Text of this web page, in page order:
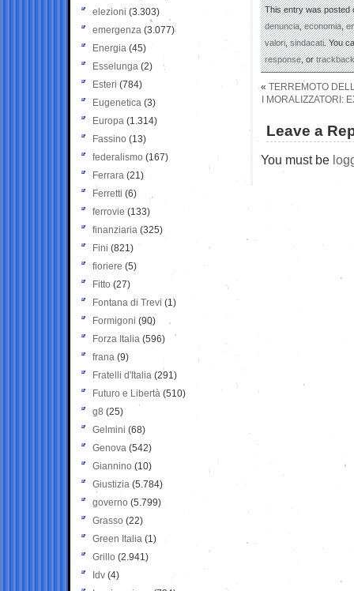
This entry was posted
denuncia,economia,
valori,sindacati. You
response, ortrackback
« TERREMOTO
I MORALIZZATORI:
Leave a
You must be
elezioni (3.303)
emergenza (3.077)
Energia (45)
Esselunga (2)
Esteri (784)
Eugenetica (3)
Europa (1.314)
Fassino (13)
federalismo (167)
Ferrara (21)
Ferretti (6)
ferrovie (133)
finanziaria (325)
Fini (821)
fioriere (5)
Fitto (27)
Fontana di Trevi (1)
Formigoni (90)
Forza Italia (596)
frana (9)
Fratelli d'Italia (291)
Futuro e Libertà (510)
g8 (25)
Gelmini (68)
Genova (542)
Giannino (10)
Giustizia (5.784)
governo (5.799)
Grasso (22)
Green Italia (1)
Grillo (2.941)
Idv (4)